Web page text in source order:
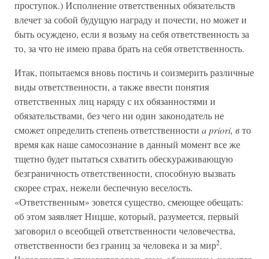
проступок.) Исполнение ответственных обязательств
влечет за собой будущую награду и почести, но может и
быть осуждено, если я возьму на себя ответственность за
то, за что не имею права брать на себя ответственность.
Итак, попытаемся вновь постичь и соизмерить различные
виды ответственности, а также ввести понятия
ответственных лиц наряду с их обязанностями и
обязательствами, без чего ни один законодатель не
сможет определить степень ответственности a priori, вто
время как наше самосознание в данный момент все же
тщетно будет пытаться схватить обескураживающую
безграничность ответственности, способную вызвать
скорее страх, нежели беспечную веселость.
«Ответственным» зовется существо, смеющее обещать:
об этом заявляет Ницше, который, разумеется, первый
заговорил о всеобщей ответственности человечества,
ответственности без границ за человека и за мир2.